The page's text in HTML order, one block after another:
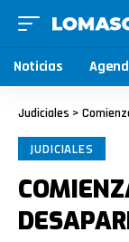
Noticias
Judiciales > Comienza el
JUDICIALES